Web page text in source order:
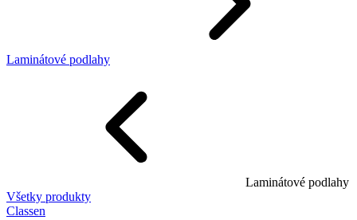
Laminátové podlahy
Laminátové podlahy
Všetky produkty
Classen